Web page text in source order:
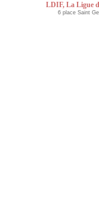
LDIF, La Ligue
6 place Saint